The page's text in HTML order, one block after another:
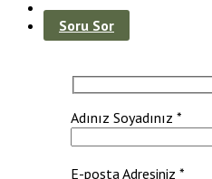
Soru Sor
Adınız Soyadınız *
E-posta Adresiniz *